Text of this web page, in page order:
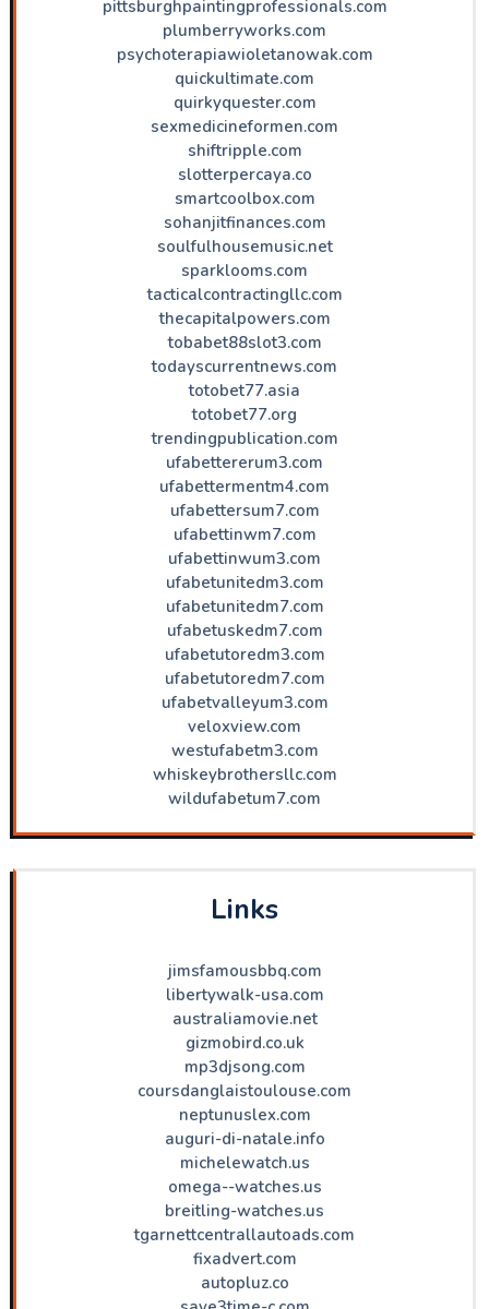
pittsburghpaintingprofessionals.com
plumberryworks.com
psychoterapiawioletanowak.com
quickultimate.com
quirkyquester.com
sexmedicineformen.com
shiftripple.com
slotterpercaya.co
smartcoolbox.com
sohanjitfinances.com
soulfulhousemusic.net
sparklooms.com
tacticalcontractingllc.com
thecapitalpowers.com
tobabet88slot3.com
todayscurrentnews.com
totobet77.asia
totobet77.org
trendingpublication.com
ufabettererum3.com
ufabettermentm4.com
ufabettersum7.com
ufabettinwm7.com
ufabettinwum3.com
ufabetunitedm3.com
ufabetunitedm7.com
ufabetuskedm7.com
ufabetutoredm3.com
ufabetutoredm7.com
ufabetvalleyum3.com
veloxview.com
westufabetm3.com
whiskeybrothersllc.com
wildufabetum7.com
Links
jimsfamousbbq.com
libertywalk-usa.com
australiamovie.net
gizmobird.co.uk
mp3djsong.com
coursdanglaistoulouse.com
neptunuslex.com
auguri-di-natale.info
michelewatch.us
omega--watches.us
breitling-watches.us
tgarnettcentrallautoads.com
fixadvert.com
autopluz.co